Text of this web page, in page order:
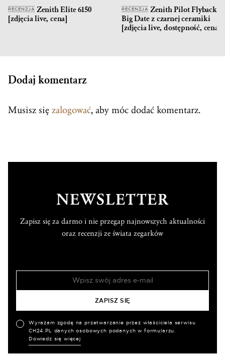
RECENZJA Zenith Elite 6150
[zdjęcia live, cena]
RECENZJA Zenith Pilot Flyback
Big Date z czarnej ceramiki
[zdjęcia live, dostępność, cena]
Dodaj komentarz
Musisz się zalogować, aby móc dodać komentarz.
NEWSLETTER
Zapisz się za darmo i nie przegap najnowszych aktualności
oraz recenzji ze świata zegarków
Wyrażam zgodę na przetwarzanie przez właściciela serwisu
CH24.PL danych osobowych podanych w formularzu.
Dowiedz się więcej